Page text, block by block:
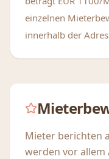
einzelnen
innerhalb der
Mieter berichten
werden vor